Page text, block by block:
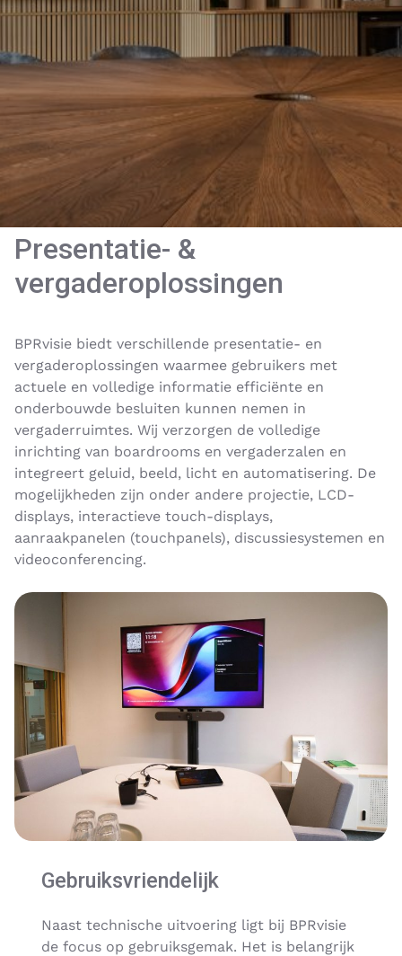
Presentatie- &
vergaderoplossingen
BPRvisie biedt verschillende presentatie- en
vergaderoplossingen waarmee gebruikers met
actuele en volledige informatie efficiënte en
onderbouwde besluiten kunnen nemen in
vergaderruimtes. Wij verzorgen de volledige
inrichting van boardrooms en vergaderzalen en
integreert geluid, beeld, licht en automatisering. De
mogelijkheden zijn onder andere projectie, LCD-
displays, interactieve touch-displays,
aanraakpanelen (touchpanels), discussiesystemen en
videoconferencing.
Gebruiksvriendelijk
Naast technische uitvoering ligt bij BPRvisie
de focus op gebruiksgemak. Het is belangrijk